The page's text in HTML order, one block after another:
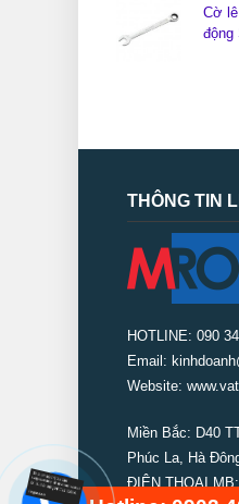
Cờ
động
THÔNG TIN
HOTLINE: 090
Email:
Website:
Miền Bắc: D40
Phúc La, Hà
ĐIỆN THOẠI